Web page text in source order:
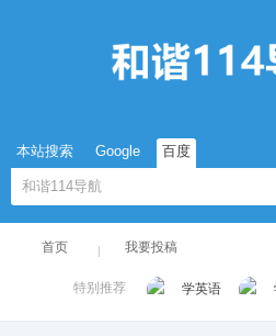
本站搜索 Google 百度
首页 我要投稿
特别推荐 学英语